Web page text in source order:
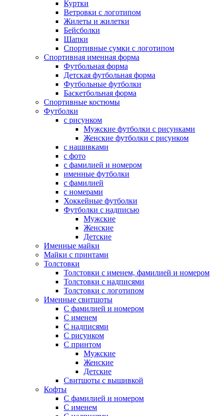
Куртки
Ветровки с логотипом
Жилеты и жилетки
Бейсболки
Шапки
Спортивные сумки с логотипом
Спортивная именная форма
Футбольная форма
Детская футбольная форма
Футбольные футболки
Баскетбольная форма
Спортивные костюмы
Футболки
с рисунком
Мужские футболки с рисунками
Женские футболки с рисунком
с нашивками
с фото
с фамилией и номером
именные футболки
с фамилией
с номерами
Хоккейные футболки
Футболки с надписью
Мужские
Женские
Детские
Именные майки
Майки с принтами
Толстовки
Толстовки с именем, фамилией и номером
Толстовки с надписями
Толстовки с логотипом
Именные свитшоты
С фамилией и номером
С именем
С надписями
С рисунком
С принтом
Мужские
Женские
Детские
Свитшоты с вышивкой
Кофты
С фамилией и номером
С именем